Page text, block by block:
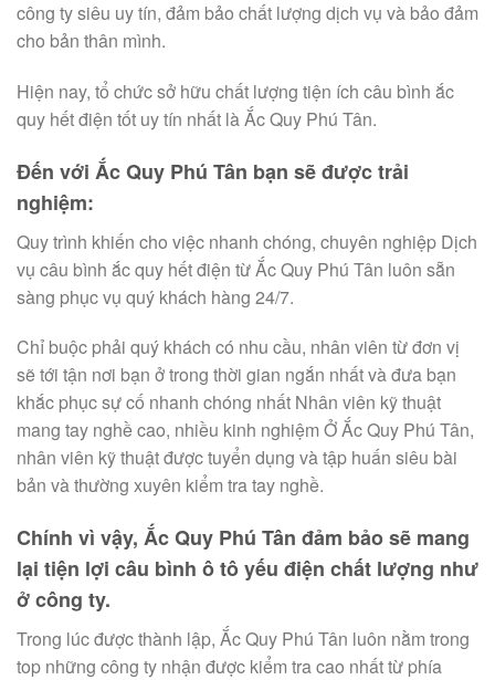
công ty siêu uy tín, đảm bảo chất lượng dịch vụ và bảo đảm
cho bản thân mình.
Hiện nay, tổ chức sở hữu chất lượng tiện ích câu bình ắc
quy hết điện tốt uy tín nhất là Ắc Quy Phú Tân.
Đến với Ắc Quy Phú Tân bạn sẽ được trải
nghiệm:
Quy trình khiến cho việc nhanh chóng, chuyên nghiệp Dịch
vụ câu bình ắc quy hết điện từ Ắc Quy Phú Tân luôn sẵn
sàng phục vụ quý khách hàng 24/7.
Chỉ buộc phải quý khách có nhu cầu, nhân viên từ đơn vị
sẽ tới tận nơi bạn ở trong thời gian ngắn nhất và đưa bạn
khắc phục sự cố nhanh chóng nhất Nhân viên kỹ thuật
mang tay nghề cao, nhiều kinh nghiệm Ở Ắc Quy Phú Tân,
nhân viên kỹ thuật được tuyển dụng và tập huấn siêu bài
bản và thường xuyên kiểm tra tay nghề.
Chính vì vậy, Ắc Quy Phú Tân đảm bảo sẽ mang
lại tiện lợi câu bình ô tô yếu điện chất lượng như
ở công ty.
Trong lúc được thành lập, Ắc Quy Phú Tân luôn nằm trong
top những công ty nhận được kiểm tra cao nhất từ phía